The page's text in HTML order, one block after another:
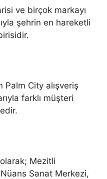
ve birçok markayı
şehrin en hareketli
City alışveriş
farklı müşteri
Mezitli
Sanat Merkezi,